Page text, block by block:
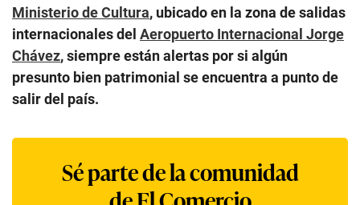
Ministerio de Cultura, ubicado en la zona de salidas
internacionales del Aeropuerto Internacional Jorge
Chávez, siempre están alertas por si algún
presunto bien patrimonial se encuentra a punto de
salir del país.